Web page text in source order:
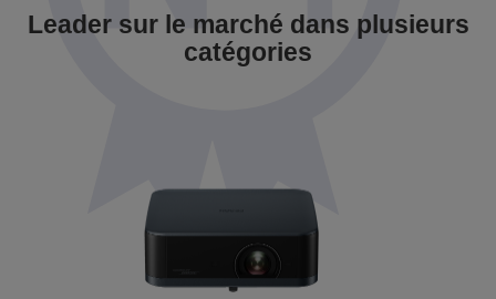
Leader sur le marché dans plusieurs
catégories